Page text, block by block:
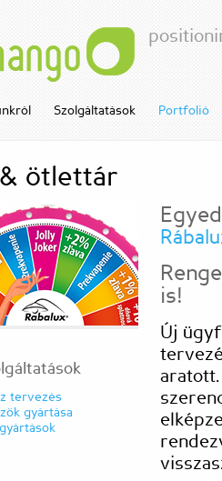
Szolgáltatások Portfolió
ötlettár
tervezés
gyártása
is!
Új